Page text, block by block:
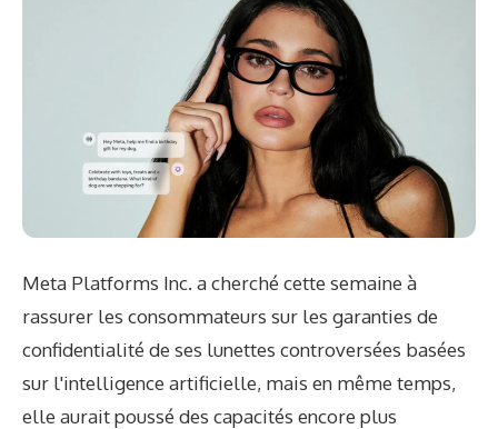
Meta Platforms Inc. a cherché cette semaine à
rassurer les consommateurs sur les garanties de
confidentialité de ses lunettes controversées basées
sur l'intelligence artificielle, mais en même temps,
elle aurait poussé des capacités encore plus